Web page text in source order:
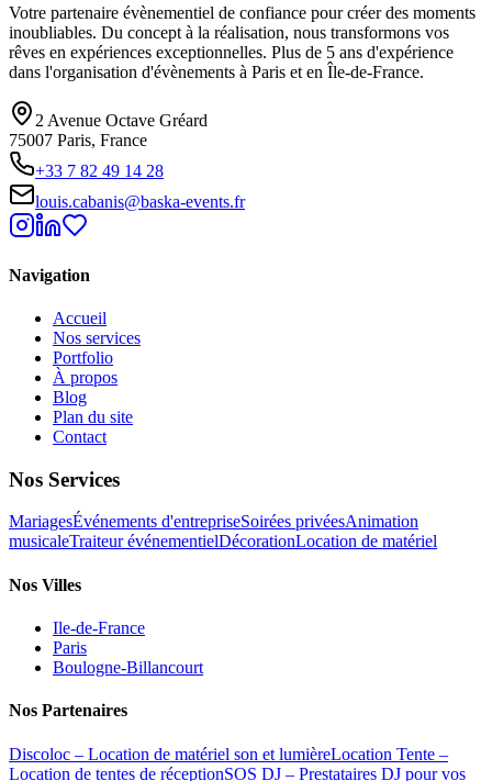
Votre partenaire évènementiel de confiance pour créer des moments
inoubliables. Du concept à la réalisation, nous transformons vos
rêves en expériences exceptionnelles. Plus de 5 ans d'expérience
dans l'organisation d'évènements à Paris et en Île-de-France.
2 Avenue Octave Gréard
75007 Paris, France
+33 7 82 49 14 28
louis.cabanis@baska-events.fr
Navigation
Accueil
Nos services
Portfolio
À propos
Blog
Plan du site
Contact
Nos Services
MariagesÉvénements d'entrepriseSoirées privéesAnimation
musicaleTraiteur événementielDécorationLocation de matériel
Nos Villes
Ile-de-France
Paris
Boulogne-Billancourt
Nos Partenaires
Discoloc – Location de matériel son et lumièreLocation Tente –
Location de tentes de réceptionSOS DJ – Prestataires DJ pour vos